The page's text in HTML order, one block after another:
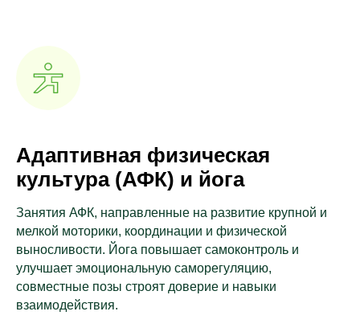
Адаптивная физическая
культура (АФК) и йога
Занятия АФК, направленные на развитие крупной и
мелкой моторики, координации и физической
выносливости. Йога повышает самоконтроль и
улучшает эмоциональную саморегуляцию,
совместные позы строят доверие и навыки
взаимодействия.